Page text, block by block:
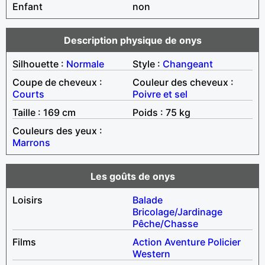
Enfant
non
Description physique de onys
Silhouette : Normale Style : Changeant
Coupe de cheveux :
Courts
Couleur des cheveux :
Poivre et sel
Taille : 169 cm
Poids : 75 kg
Couleurs des yeux :
Marrons
Les goûts de onys
Loisirs
Balade
Bricolage/Jardinage
Pêche/Chasse
Films
Action Aventure Policier
Western